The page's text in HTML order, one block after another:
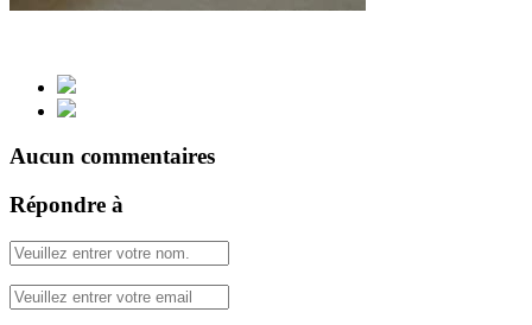
Aucun commentaires
Répondre à